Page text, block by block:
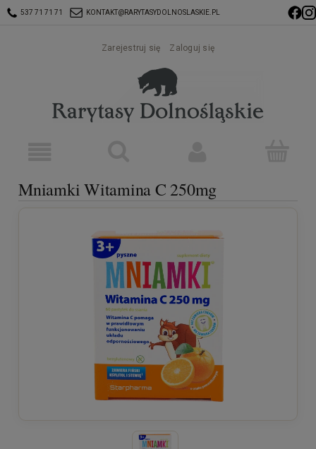
537 71 71 71 KONTAKT@RARYTASYDOLNOSLASKIE.PL
Zarejestruj się Zaloguj się
Mniamki Witamina C 250mg